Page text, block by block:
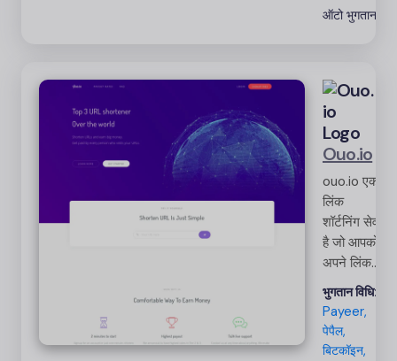
ऑटो भुगतान
Ouo.io
ouo.io एक
लिंक
शॉर्टनिंग सेवा
है जो आपको
अपने लिंक
साझा करके
पैसे कमाने
की सुविधा
देती है। कोई
भुगतान विधि:
Payeer,
पेपैल,
बिटकॉइन,